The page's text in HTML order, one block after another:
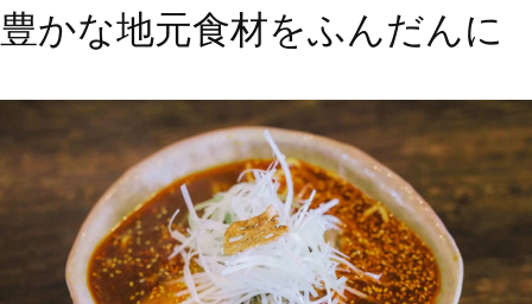
豊かな地元食材をふんだんに